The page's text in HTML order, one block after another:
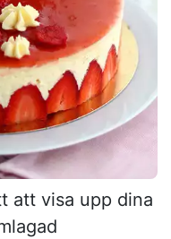
att visa upp dina